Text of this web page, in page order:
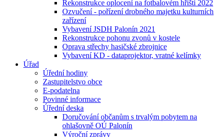
Rekonstrukce oplocení na fotbalovém hřišti 2022
Ozvučení - pořízení drobného majetku kulturních
zařízení
Vybavení JSDH Palonín 2021
Rekonstrukce pohonu zvonů v kostele
Oprava střechy hasičské zbrojnice
Vybavení KD - dataprojektor, vratné kelímky
Úřad
Úřední hodiny
Zastupitelstvo obce
E-podatelna
Povinné informace
Úřední deska
Doručování občanům s trvalým pobytem na
ohlašovně OÚ Palonín
Výroční zprávy